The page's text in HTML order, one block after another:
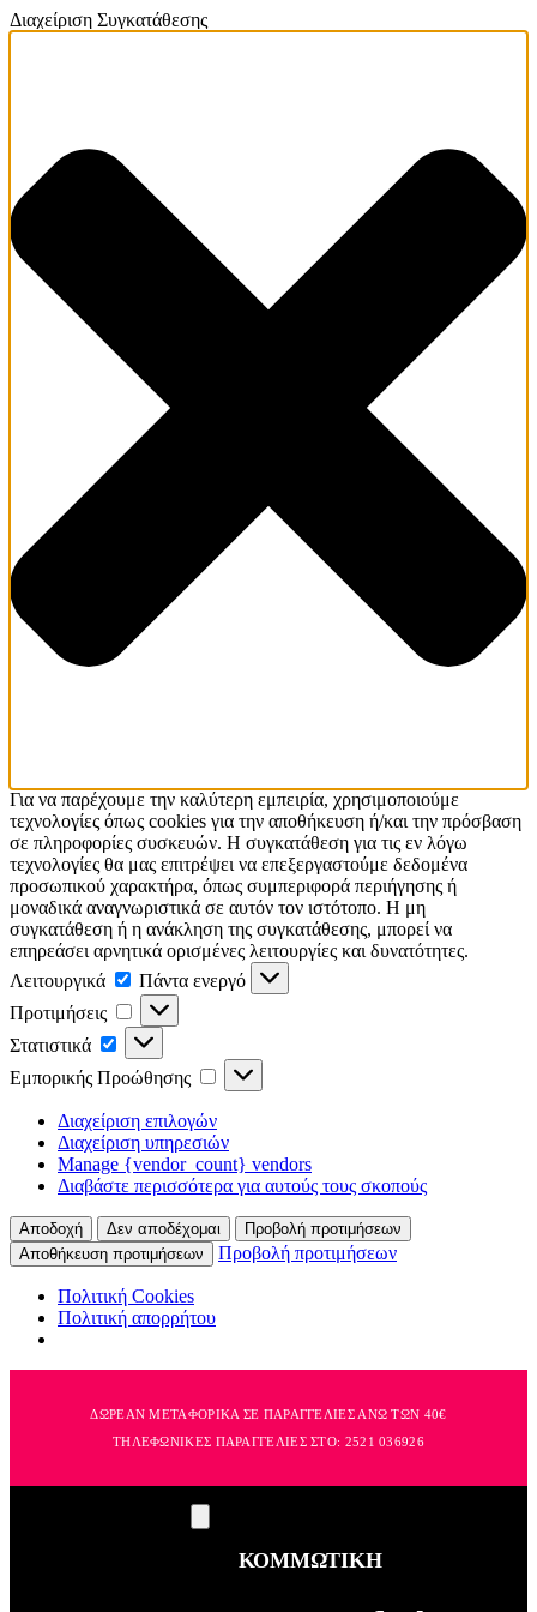
Διαχείριση Συγκατάθεσης
Για να παρέχουμε την καλύτερη εμπειρία, χρησιμοποιούμε
τεχνολογίες όπως cookies για την αποθήκευση ή/και την πρόσβαση
σε πληροφορίες συσκευών. Η συγκατάθεση για τις εν λόγω
τεχνολογίες θα μας επιτρέψει να επεξεργαστούμε δεδομένα
προσωπικού χαρακτήρα, όπως συμπεριφορά περιήγησης ή
μοναδικά αναγνωριστικά σε αυτόν τον ιστότοπο. Η μη
συγκατάθεση ή η ανάκληση της συγκατάθεσης, μπορεί να
επηρεάσει αρνητικά ορισμένες λειτουργίες και δυνατότητες.
Λειτουργικά
Πάντα ενεργό
Προτιμήσεις
Στατιστικά
Εμπορικής Προώθησης
Διαχείριση επιλογών
Διαχείριση υπηρεσιών
Manage {vendor_count} vendors
Διαβάστε περισσότερα για αυτούς τους σκοπούς
Αποδοχή Δεν αποδέχομαι
Προβολή προτιμήσεων
Αποθήκευση προτιμήσεων
Προβολή προτιμήσεων
Πολιτική Cookies
Πολιτική απορρήτου
ΔΩΡΕΑΝ ΜΕΤΑΦΟΡΙΚΑ ΣΕ ΠΑΡΑΓΓΕΛΙΕΣ ΑΝΩ ΤΩΝ 40€
ΤΗΛΕΦΩΝΙΚΕΣ ΠΑΡΑΓΓΕΛΙΕΣ ΣΤΟ: 2521 036926
ΚΟΜΜΩΤΙΚΗ